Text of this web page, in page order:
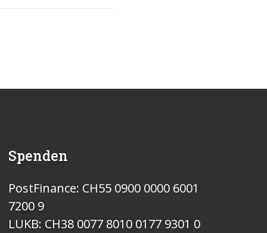
Spenden
PostFinance: CH55 0900 0000 6001
7200 9
LUKB: CH38 0077 8010 0177 9301 0